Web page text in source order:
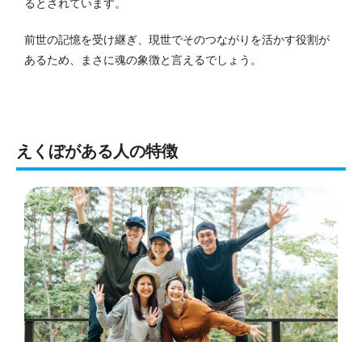
るとされています。
前世の記憶を受け継ぎ、現世でそのつながりを活かす役割が
あるため、まさに魂の象徴と言えるでしょう。
えくぼがある人の特徴